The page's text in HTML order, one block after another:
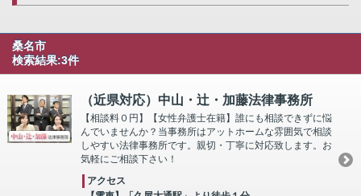
桑名市
検索結果:3件
（近県対応）中山・辻・加藤法律事務所
【相談料０円】【女性弁護士在籍】誰にも相談できずに悩
んでいませんか？当事務所はアットホームな雰囲気で相談
しやすい法律事務所です。親切・丁寧に対応致します。お
気軽にご相談下さい！
アクセス